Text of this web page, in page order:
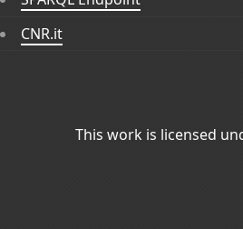
CNR.it
This work is licensed